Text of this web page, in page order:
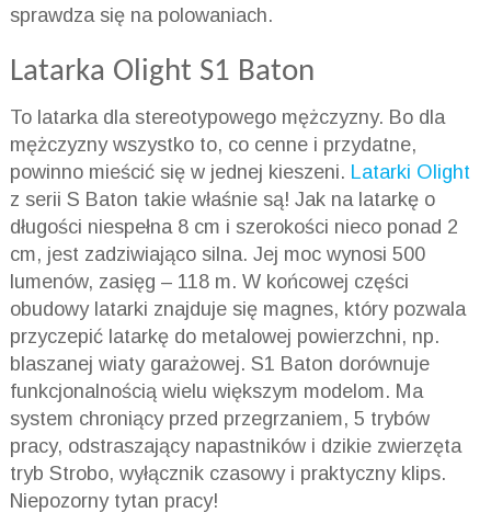
sprawdza się na polowaniach.
Latarka Olight S1 Baton
To latarka dla stereotypowego mężczyzny. Bo dla
mężczyzny wszystko to, co cenne i przydatne,
powinno mieścić się w jednej kieszeni. Latarki Olight
z serii S Baton takie właśnie są! Jak na latarkę o
długości niespełna 8 cm i szerokości nieco ponad 2
cm, jest zadziwiająco silna. Jej moc wynosi 500
lumenów, zasięg – 118 m. W końcowej części
obudowy latarki znajduje się magnes, który pozwala
przyczepić latarkę do metalowej powierzchni, np.
blaszanej wiaty garażowej. S1 Baton dorównuje
funkcjonalnością wielu większym modelom. Ma
system chroniący przed przegrzaniem, 5 trybów
pracy, odstraszający napastników i dzikie zwierzęta
tryb Strobo, wyłącznik czasowy i praktyczny klips.
Niepozorny tytan pracy!